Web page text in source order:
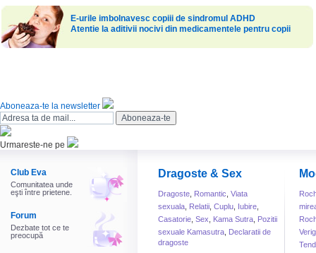
E-urile imbolnavesc copiii de sindromul ADHD
Atentie la aditivii nocivi din medicamentele pentru copii
Aboneaza-te la newsletter
Urmareste-ne pe
Club Eva
Comunitatea unde
eşti între prietene.
Forum
Dezbate tot ce te
preocupă
Dragoste & Sex
Dragoste Romantic Viata
sexuala Relatii Cuplu Iubire
Casatorie Sex Kama Sutra Pozitii
sexuale Kamasutra Declaratii de
dragoste